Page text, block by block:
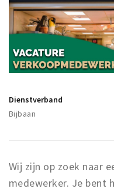
Winkelgebieden
Parkeren
Bezienswaardigheden
Uitjes & activiteiten
Toeristische routes
Baroniepoorten
Sport
Dienstverband
Bijbaan
Wij zijn op zoek naar
medewerker. Je bent